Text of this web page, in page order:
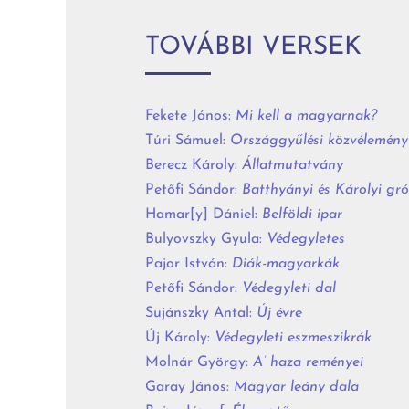
TOVÁBBI VERSEK
Fekete János: Mi kell a magyarnak?
Túri Sámuel: Országgyűlési közvélemény
Berecz Károly: Állatmutatvány
Petőfi Sándor: Batthyányi és Károlyi
Hamar[y] Dániel: Belföldi ipar
Bulyovszky Gyula: Védegyletes
Pajor István: Diák-magyarkák
Petőfi Sándor: Védegyleti dal
Sujánszky Antal: Új évre
Új Károly: Védegyleti eszmeszikrák
Molnár György: A’ haza reményei
Garay János: Magyar leány dala